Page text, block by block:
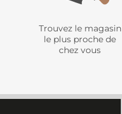
Trouvez le magasin
le plus proche de
chez vous